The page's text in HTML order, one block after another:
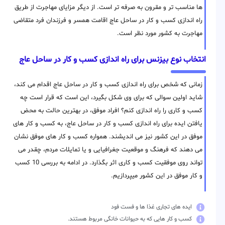
ها مناسب تر و مقرون به صرفه تر است. از دیگر مزایای مهاجرت از طریق
راه اندازی کسب و کار در ساحل عاج اقامت همسر و فرزندان فرد متقاضی
مهاجرت به کشور مورد نظر است.
انتخاب نوع بیزنس برای راه اندازی کسب و کار در ساحل عاج
زمانی که شخص برای راه اندازی کسب و کار در ساحل عاج اقدام می کند،
شاید اولین سوالی که برای وی شکل بگیرد، این است که قرار است چه
کسب و کاری را راه اندازی کنم؟ افراد موفق، در بهترین حالت به محض
یافتن ایده برای راه اندازی کسب و کار در ساحل عاج، به کسب و کار های
موفق در این کشور نیز می اندیشند. همواره کسب و کار های موفق نشان
می دهند که فرهنگ و موقعیت جغرافیایی و یا تمایلات مردم، چقدر می
تواند روی موفقیت کسب و کاری اثر بگذارد. در ادامه به بررسی 10 کسب
و کار موفق در این کشور میپردازیم.
ایده های تجاری غذا ها و فست فود
کسب و کار هایی که به حیوانات خانگی مربوط هستند.